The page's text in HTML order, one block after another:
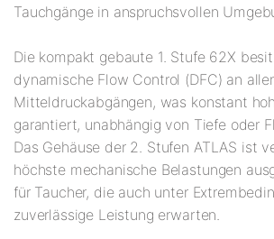
Tauchgänge in anspruchsvollen
Die kompakt gebaute 1. Stufe 62X
dynamische Flow Control (DFC) an
Mitteldruckabgängen, was konstant
garantiert, unabhängig von Tiefe oder
Das Gehäuse der 2. Stufen ATLAS ist
höchste mechanische Belastungen
für Taucher, die auch unter
zuverlässige Leistung erwarten.